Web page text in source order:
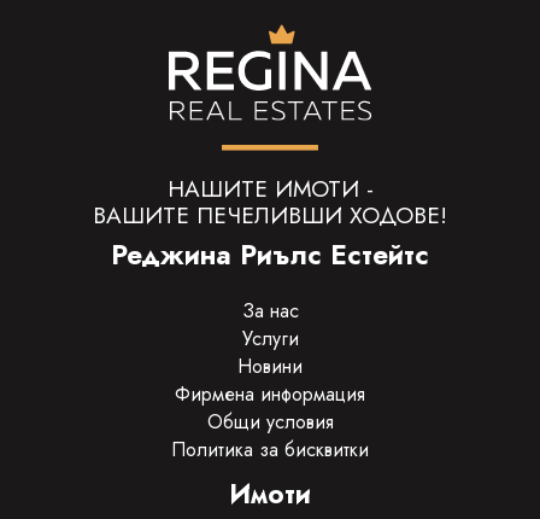
НАШИТЕ ИМОТИ -
ВАШИТЕ ПЕЧЕЛИВШИ ХОДОВЕ!
Реджина Риълс Естейтс
За нас
Услуги
Новини
Фирмена информация
Общи условия
Политика за бисквитки
Имоти